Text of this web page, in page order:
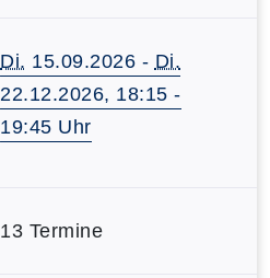
Di. 15.09.2026 - Di.
22.12.2026, 18:15 -
19:45 Uhr
13 Termine